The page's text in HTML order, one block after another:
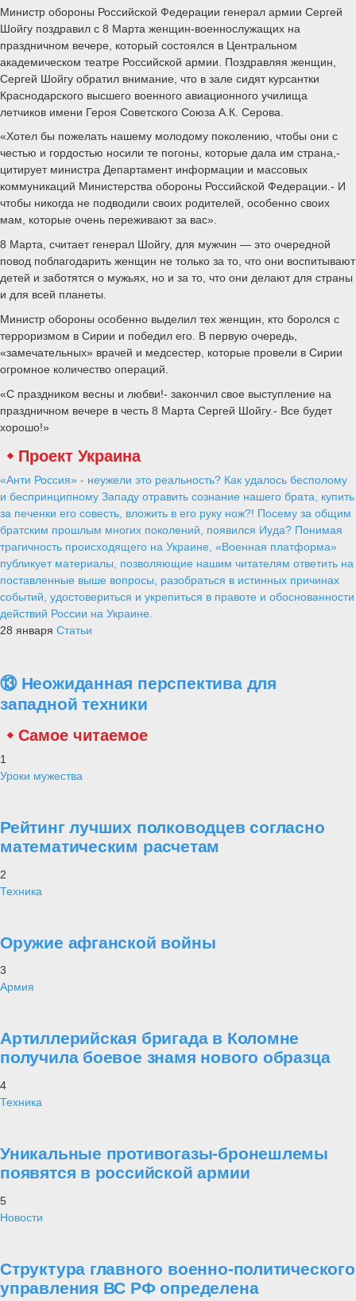
Министр обороны Российской Федерации генерал армии Сергей
Шойгу поздравил с 8 Марта женщин-военнослужащих на
праздничном вечере, который состоялся в Центральном
академическом театре Российской армии. Поздравляя женщин,
Сергей Шойгу обратил внимание, что в зале сидят курсантки
Краснодарского высшего военного авиационного училища
летчиков имени Героя Советского Союза А.К. Серова.
«Хотел бы пожелать нашему молодому поколению, чтобы они с
честью и гордостью носили те погоны, которые дала им страна,-
цитирует министра Департамент информации и массовых
коммуникаций Министерства обороны Российской Федерации.- И
чтобы никогда не подводили своих родителей, особенно своих
мам, которые очень переживают за вас».
8 Марта, считает генерал Шойгу, для мужчин — это очередной
повод поблагодарить женщин не только за то, что они воспитывают
детей и заботятся о мужьях, но и за то, что они делают для страны
и для всей планеты.
Министр обороны особенно выделил тех женщин, кто боролся с
терроризмом в Сирии и победил его. В первую очередь,
«замечательных» врачей и медсестер, которые провели в Сирии
огромное количество операций.
«С праздником весны и любви!- закончил свое выступление на
праздничном вечере в честь 8 Марта Сергей Шойгу.- Все будет
хорошо!»
Проект Украина
«Анти Россия» - неужели это реальность? Как удалось бесполому
и беспринципному Западу отравить сознание нашего брата, купить
за печенки его совесть, вложить в его руку нож?! Посему за общим
братским прошлым многих поколений, появился Иуда? Понимая
трагичность происходящего на Украине, «Военная платформа»
публикует материалы, позволяющие нашим читателям ответить на
поставленные выше вопросы, разобраться в истинных причинах
событий, удостовериться и укрепиться в правоте и обоснованности
действий России на Украине.
28 января Статьи
⑬ Неожиданная перспектива для
западной техники
Самое читаемое
1
Уроки мужества
Рейтинг лучших полководцев согласно
математическим расчетам
2
Техника
Оружие афганской войны
3
Армия
Артиллерийская бригада в Коломне
получила боевое знамя нового образца
4
Техника
Уникальные противогазы-бронешлемы
появятся в российской армии
5
Новости
Структура главного военно-политического
управления ВС РФ определена